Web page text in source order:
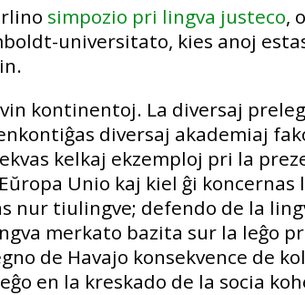
simpozio pri lingva justeco,
universitato, kies anoj
kontinentoj. La diversaj
diversaj akademiaj
kelkaj ekzemploj pri la
Unio kaj kiel ĝi
tiulingve; defendo de la
merkato bazita sur la leĝo
de Havajo konsekvence de
en la kreskado de la socia